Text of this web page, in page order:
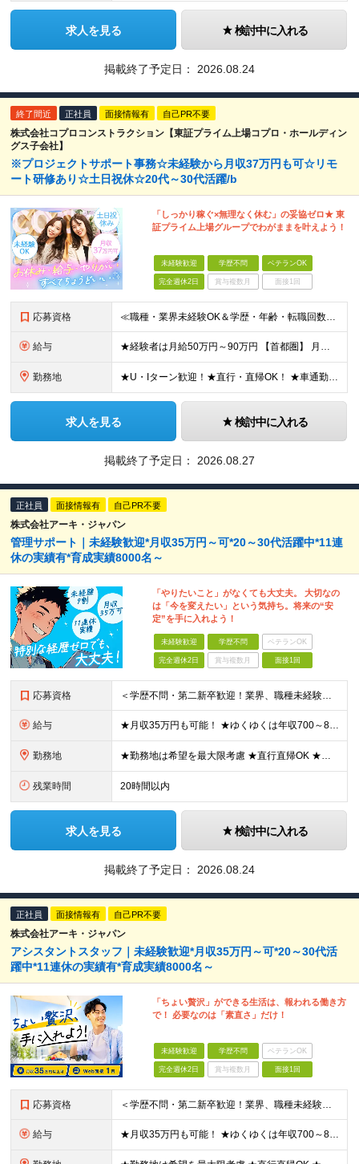
求人を見る 検討中に入れる
掲載終了予定日： 2026.08.24
終了間近 正社員 面接情報有 自己PR不要
株式会社コプロコンストラクション【東証プライム上場コプロ・ホールディン
グス子会社】
※プロジェクトサポート事務☆未経験から月収37万円も可☆リモ
ート研修あり☆土日祝休☆20代～30代活躍/b
「しっかり稼ぐ×無理なく休む」の妥協ゼロ★ 東
証プライム上場グループでわがままを叶えよう！
未経験歓迎 学歴不問 ベテランOK
完全週休2日 賞与複数月 面接1回
応募資格 ≪職種・業界未経験OK＆学歴・年齢・転職回数不問≫ ◆第二新卒歓迎 ◆社会人経験不問 ◆資格不問 ※新卒の方もご応募可能！ （待遇・募集要項等は別途ご案内いたします） ※入社時期は柔軟に対応します！半
給与 ★経験者は月給50万円～90万円 【首都圏】 月給30万1230円〜 ⇒基本22万7000円+地域6万4230円+皆勤1万円 【群馬/栃木/茨城】 月給28万1090円〜 ⇒基本23万4000円+
勤務地 ★U・Iターン歓迎！★直行・直帰OK！ ★車通勤可能のエリアもあり！★出張なしの働き方も可能 全国47都道府県の各プロジェクト（転勤なし！勤務地に対する希望も実現可能！） 「自宅から1時間以内で通え
求人を見る 検討中に入れる
掲載終了予定日： 2026.08.27
正社員 面接情報有 自己PR不要
株式会社アーキ・ジャパン
管理サポート｜未経験歓迎*月収35万円～可*20～30代活躍中*11連
休の実績有*育成実績8000名～
「やりたいこと」がなくても大丈夫。 大切なの
は「今を変えたい」という気持ち。将来の“安
定”を手に入れよう！
未経験歓迎 学歴不問 ベテランOK
完全週休2日 賞与複数月 面接1回
応募資格 ＜学歴不問・第二新卒歓迎！業界、職種未経験歓迎！20代～30代活躍中＞ ★35歳以下の方（若年層の長期キャリア形成を図るため） ★フリーター・正社員未経験・社会人未経験OK ★転職回数が多い方もぜひ
給与 ★月収35万円も可能！ ★ゆくゆくは年収700～800万円も！ ★手当が多数あり ・残業手当（100％）★1分単位で支給 ・資格手当（最大月6万円） ・結婚/出産祝金（最大3万円） 【首都圏・北関東
勤務地 ★勤務地は希望を最大限考慮 ★直行直帰OK ★車通勤のエリアもあり ★研修は、下記いずれかの研修センターで行います ・東京校（東京本社とアクセスは同様） ・大阪校（大阪府大阪市中央区道修町 2-1-1
残業時間 20時間以内
求人を見る 検討中に入れる
掲載終了予定日： 2026.08.24
正社員 面接情報有 自己PR不要
株式会社アーキ・ジャパン
アシスタントスタッフ｜未経験歓迎*月収35万円～可*20～30代活
躍中*11連休の実績有*育成実績8000名～
「ちょい贅沢」ができる生活は、報われる働き方
で！ 必要なのは「素直さ」だけ！
未経験歓迎 学歴不問 ベテランOK
完全週休2日 賞与複数月 面接1回
応募資格 ＜学歴不問・第二新卒歓迎！業界、職種未経験歓迎！20代～30代活躍中＞ ★35歳以下の方（若年層の長期キャリア形成を図るため） ★フリーター・正社員未経験・社会人未経験OK ★転職回数が多い方もぜひ
給与 ★月収35万円も可能！ ★ゆくゆくは年収700～800万円も！ ★手当が多数あり ・残業手当（100％）★1分単位で支給 ・資格手当（最大月6万円） ・結婚/出産祝金（最大3万円） 【首都圏・北関東